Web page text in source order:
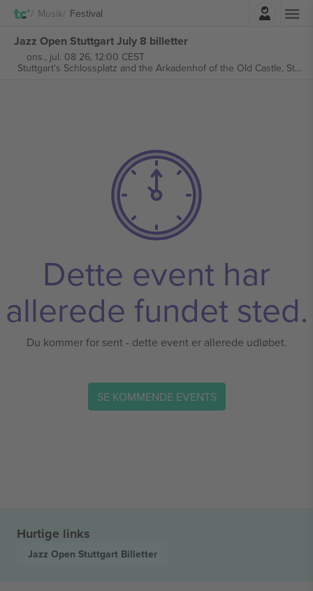
Musik Festival
Jazz Open Stuttgart July 8 billetter
ons., jul. 08 26, 12:00 CEST
Stuttgart's Schlossplatz and the Arkadenhof of the Old Castle, Stuttgart, Germany
Dette event har
allerede fundet sted.
Du kommer for sent - dette event er allerede udløbet.
SE KOMMENDE EVENTS
Hurtige links
Jazz Open Stuttgart Billetter